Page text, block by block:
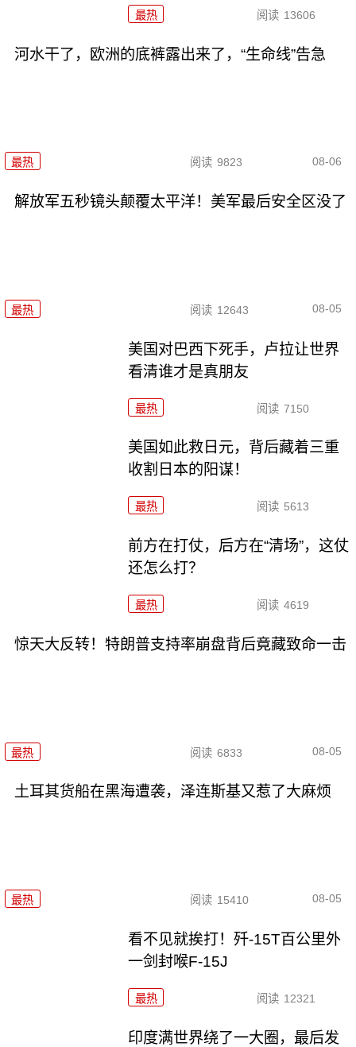
最热 阅读 13606
河水干了，欧洲的底裤露出来了，“生命线”告急
最热 阅读 9823 08-06
解放军五秒镜头颠覆太平洋！美军最后安全区没了
最热 阅读 12643 08-05
美国对巴西下死手，卢拉让世界
看清谁才是真朋友
最热 阅读 7150
美国如此救日元，背后藏着三重
收割日本的阳谋！
最热 阅读 5613
前方在打仗，后方在“清场”，这仗
还怎么打？
最热 阅读 4619
惊天大反转！特朗普支持率崩盘背后竟藏致命一击
最热 阅读 6833 08-05
土耳其货船在黑海遭袭，泽连斯基又惹了大麻烦
最热 阅读 15410 08-05
看不见就挨打！歼-15T百公里外
一剑封喉F-15J
最热 阅读 12321
印度满世界绕了一大圈，最后发